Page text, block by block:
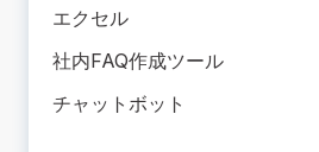
エクセル
社内FAQ作成ツール
チャットボット